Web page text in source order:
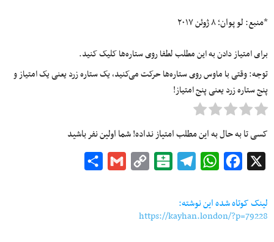
*منبع: لو پوان؛ ۸ ژوئن ۲۰۱۷
برای امتیاز دادن به این مطلب لطفا روی ستاره‌ها کلیک کنید.
توجه: وقتی با ماوس روی ستاره‌ها حرکت می‌کنید، یک ستاره زرد یعنی یک امتیاز و
پنج ستاره زرد یعنی پنج امتیاز!
کسی تا به حال به این مطلب امتیاز نداده! شما اولین نفر باشید
Facebook
WhatsApp
Telegram
Balatarin
Copy
Gmail
لینک کوتاه شده این نوشته:
https://kayhan.london/?p=79228